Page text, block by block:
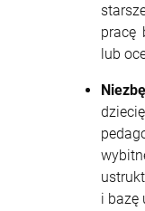
pracę
lub
i bazę